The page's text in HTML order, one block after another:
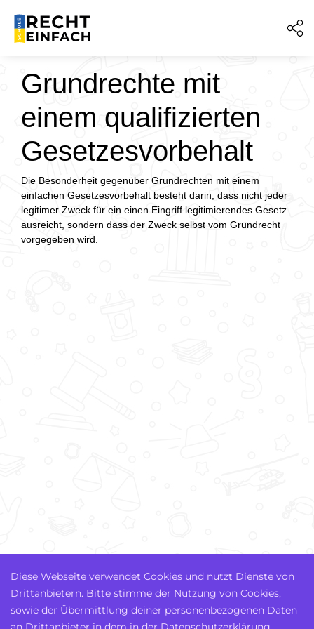
Grundrechte mit
einem qualifizierten
Gesetzesvorbehalt
Die Besonderheit gegenüber Grundrechten mit einem
einfachen Gesetzesvorbehalt besteht darin, dass nicht jeder
legitimer Zweck für ein einen Eingriff legitimierendes Gesetz
ausreicht, sondern dass der Zweck selbst vom Grundrecht
vorgegeben wird.
Diese Webseite verwendet Cookies und nutzt Dienste von
Drittanbietern. Bitte stimme der Nutzung von Cookies,
sowie der Übermittlung deiner personenbezogenen Daten